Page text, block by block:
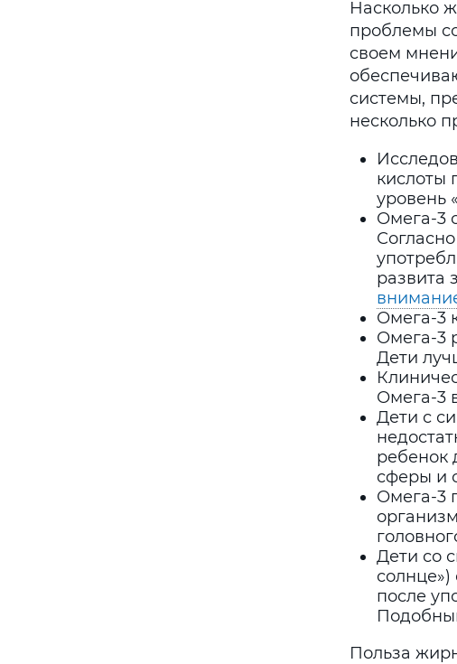
Насколько
проблемы
своем
системы,
несколько
кислоты
уровень
Омега-3
развита
Омега-3
Омега-3
Дети
Омега-3
Дети с
ребенок
сферы и
Омега-3
Дети со
после
Польза